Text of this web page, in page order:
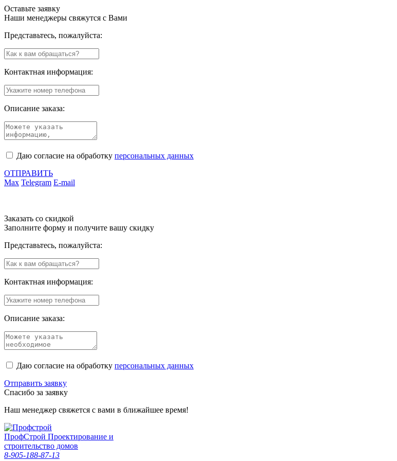
Оставьте заявку
Наши менеджеры свяжутся с Вами
Представьтесь, пожалуйста:
Контактная информация:
Описание заказа:
Даю согласие на обработку персональных данных
ОТПРАВИТЬ
Max Telegram E-mail
Заказать со скидкой
Заполните форму и получите вашу скидку
Представьтесь, пожалуйста:
Контактная информация:
Описание заказа:
Даю согласие на обработку персональных данных
Отправить заявку
Спасибо за заявку
Наш менеджер свяжется с вами в ближайшее время!
ПрофСтрой Проектирование и
строительство домов
8-905-188-87-13